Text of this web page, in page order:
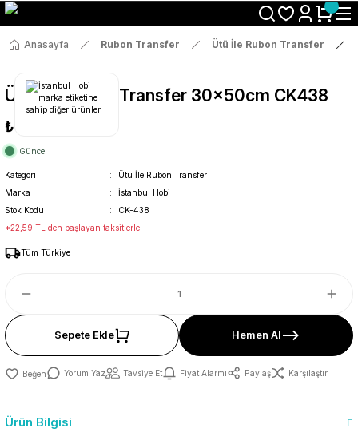
Size Özel "HG10" Koduyla Sepette Hemen %10 İndirimi Kaçırma
Anasayfa Rubon Transfer Ütü İle Rubon Transfer
Ütü İle Rub On Transfer 30x50cm CK438
₺119
Güncel
Kategori
Ütü İle Rubon Transfer
Marka
İstanbul Hobi
Stok Kodu
CK-438
*22,59 TL den başlayan taksitlerle!
Tüm Türkiye
Sepete Ekle Hemen Al
Yorum Yaz Tavsiye Et Fiyat Alarmı Paylaş Karşılaştır
Ürün Bilgisi